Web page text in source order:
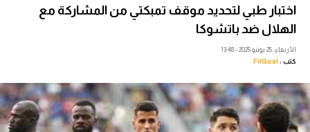
محتوى إخباري
الرئيسية
أخبار
مباريات
ميركاتو
اختبار طبي لتحديد موقف تمبكتي من المشاركة مع
الهلال ضد باتشوكا
الأربعاء، 25 يونيو 2025 - 13:48
كتب : FilGoal